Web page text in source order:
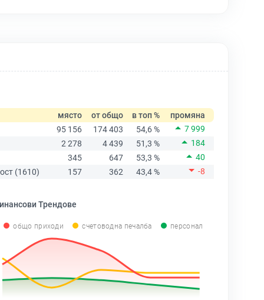
място от общо в топ %
промяна
95 156
174 403 54,6 %
7 999
2 278
4 439 51,3 %
184
345
647 53,3 %
40
(1610)
157 362 43,4 % -8
Трендове
общо приходи счетоводна печалба персонал